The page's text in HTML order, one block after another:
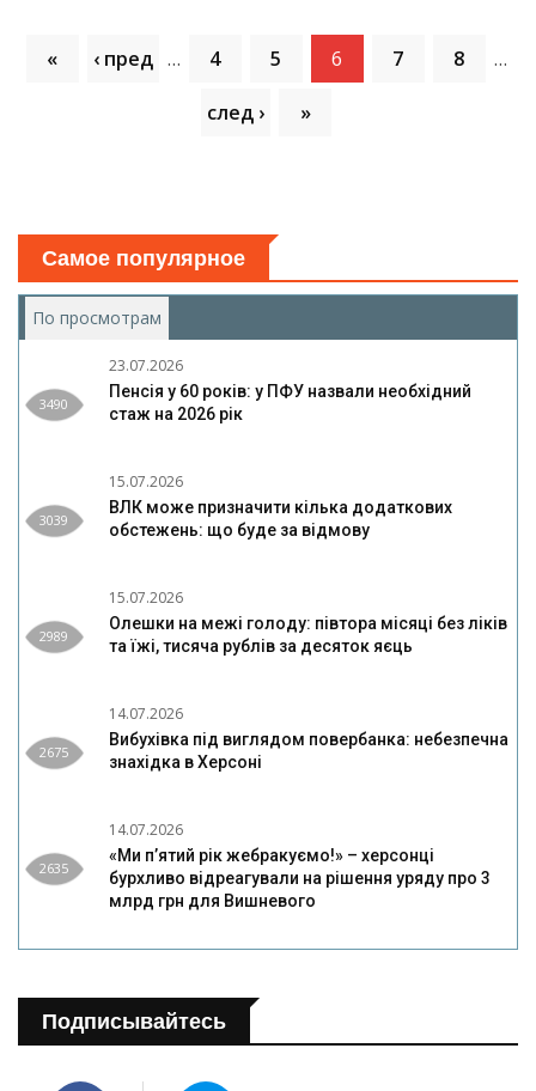
« ‹ пред … 4 5 6 7 8 …
след › »
Самое популярное
По просмотрам
3490
23.07.2026
Пенсія у 60 років: у ПФУ назвали необхідний
стаж на 2026 рік
3039
15.07.2026
ВЛК може призначити кілька додаткових
обстежень: що буде за відмову
2989
15.07.2026
Олешки на межі голоду: півтора місяці без ліків
та їжі, тисяча рублів за десяток яєць
2675
14.07.2026
Вибухівка під виглядом повербанка: небезпечна
знахідка в Херсоні
2635
14.07.2026
«Ми п’ятий рік жебракуємо!» – херсонці
бурхливо відреагували на рішення уряду про 3
млрд грн для Вишневого
Подписывайтесь